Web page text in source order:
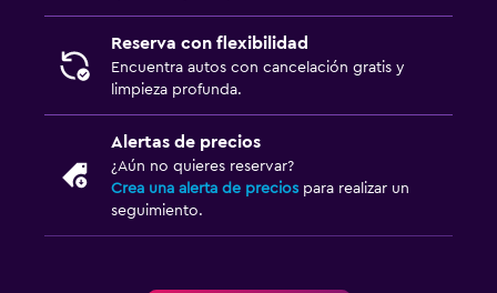
Reserva con flexibilidad
Encuentra autos con cancelación gratis y
limpieza profunda.
Alertas de precios
¿Aún no quieres reservar?
Crea una alerta de precios para realizar un
seguimiento.